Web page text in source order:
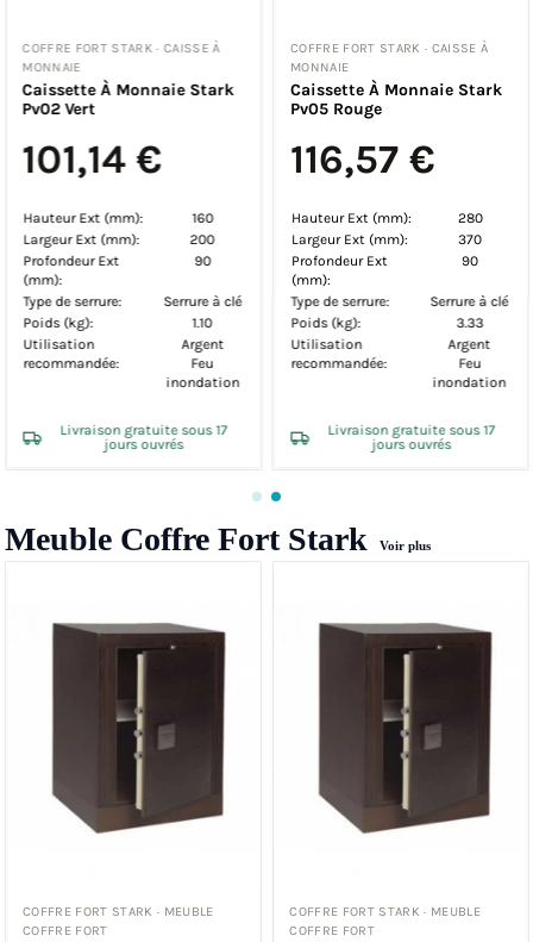
COFFRE FORT STARK · CAISSE À
MONNAIE
Caissette À Monnaie Stark
Pv02 Vert
101,14 €
Hauteur Ext (mm):
160
Largeur Ext (mm):
200
Profondeur Ext
(mm):
90
Type de serrure:
Serrure à clé
Poids (kg):
1.10
Utilisation
recommandée:
Argent
Feu
inondation
Livraison gratuite sous 17
jours ouvrés
COFFRE FORT STARK · CAISSE À
MONNAIE
Caissette À Monnaie Stark
Pv05 Rouge
116,57 €
Hauteur Ext (mm):
280
Largeur Ext (mm):
370
Profondeur Ext
(mm):
90
Type de serrure:
Serrure à clé
Poids (kg):
3.33
Utilisation
recommandée:
Argent
Feu
inondation
Livraison gratuite sous 17
jours ouvrés
Meuble Coffre Fort Stark Voir plus
COFFRE FORT STARK · MEUBLE
COFFRE FORT
COFFRE FORT STARK · MEUBLE
COFFRE FORT